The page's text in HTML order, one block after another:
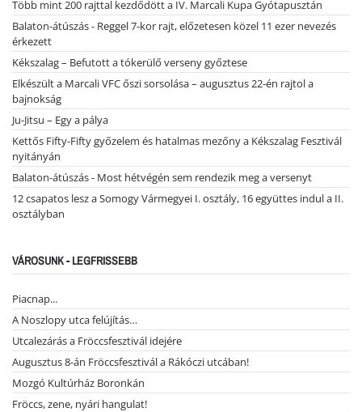
Több mint 200 rajttal kezdődött a IV. Marcali Kupa Gyótapusztán
Balaton-átúszás - Reggel 7-kor rajt, előzetesen közel 11 ezer nevezés
érkezett
Kékszalag – Befutott a tókerülő verseny győztese
Elkészült a Marcali VFC őszi sorsolása – augusztus 22-én rajtol a
bajnokság
Ju-Jitsu – Egy a pálya
Kettős Fifty-Fifty győzelem és hatalmas mezőny a Kékszalag Fesztivál
nyitányán
Balaton-átúszás - Most hétvégén sem rendezik meg a versenyt
12 csapatos lesz a Somogy Vármegyei I. osztály, 16 együttes indul a II.
osztályban
VÁROSUNK - LEGFRISSEBB
Piacnap...
A Noszlopy utca felújítás…
Utcalezárás a Fröccsfesztivál idejére
Augusztus 8-án Fröccsfesztivál a Rákóczi utcában!
Mozgó Kultúrház Boronkán
Fröccs, zene, nyári hangulat!